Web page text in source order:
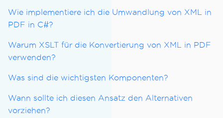
Wie implementiere ich die Umwandlung von XML in
PDF in C#?
Warum XSLT für die Konvertierung von XML in PDF
verwenden?
Was sind die wichtigsten Komponenten?
Wann sollte ich diesen Ansatz den Alternativen
vorziehen?